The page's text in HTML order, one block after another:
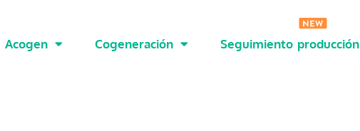
Acogen Cogeneración Seguimiento producción